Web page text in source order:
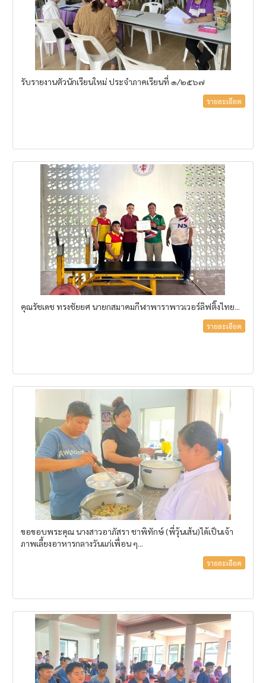
รับรายงานตัวนักเรียนใหม่ ประจำภาคเรียนที่ ๑/๒๕๖๗
รายละเอียด
คุณรัชเดช ทรงชัยยศ นายกสมาคมกีฬาพาราพาวเวอร์ลิฟติ๊งไทย...
รายละเอียด
ขอขอบพระคุณ นางสาวอาภัสรา ชาพิทักษ์ (พี่วุ้นเส้น)ได้เป็นเจ้า
ภาพเลี้ยงอาหารกลางวันแก่เพื่อน ๆ...
รายละเอียด